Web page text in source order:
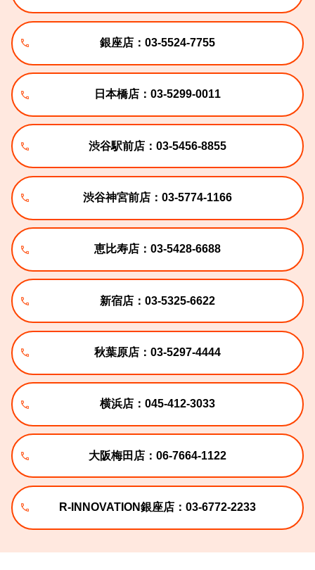
銀座店：03-5524-7755
日本橋店：03-5299-0011
渋谷駅前店：03-5456-8855
渋谷神宮前店：03-5774-1166
恵比寿店：03-5428-6688
新宿店：03-5325-6622
秋葉原店：03-5297-4444
横浜店：045-412-3033
大阪梅田店：06-7664-1122
R-INNOVATION銀座店：03-6772-2233